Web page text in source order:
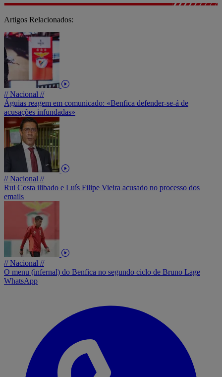
Artigos Relacionados:
// Nacional //
Águias reagem em comunicado: «Benfica defender-se-á de
acusações infundadas»
// Nacional //
Rui Costa ilibado e Luís Filipe Vieira acusado no processo dos
emails
// Nacional //
O menu (infernal) do Benfica no segundo ciclo de Bruno Lage
WhatsApp